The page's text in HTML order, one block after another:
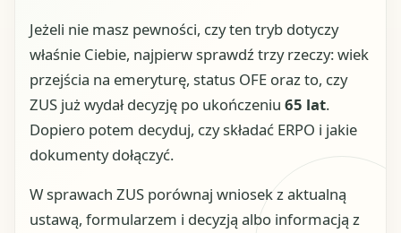
Jeżeli nie masz pewności, czy ten tryb dotyczy
właśnie Ciebie, najpierw sprawdź trzy rzeczy: wiek
przejścia na emeryturę, status OFE oraz to, czy
ZUS już wydał decyzję po ukończeniu 65 lat.
Dopiero potem decyduj, czy składać ERPO i jakie
dokumenty dołączyć.
W sprawach ZUS porównaj wniosek z aktualną
ustawą, formularzem i decyzją albo informacją z